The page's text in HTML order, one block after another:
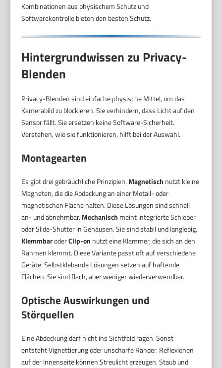
Kombinationen aus physischem Schutz und
Softwarekontrolle bieten den besten Schutz.
Hintergrundwissen zu Privacy-
Blenden
Privacy-Blenden sind einfache physische Mittel, um das
Kamerabild zu blockieren. Sie verhindern, dass Licht auf den
Sensor fällt. Sie ersetzen keine Software-Sicherheit.
Verstehen, wie sie funktionieren, hilft bei der Auswahl.
Montagearten
Es gibt drei gebräuchliche Prinzipien. Magnetisch nutzt kleine
Magneten, die die Abdeckung an einer Metall- oder
magnetischen Fläche halten. Diese Lösungen sind schnell
an- und abnehmbar. Mechanisch meint integrierte Schieber
oder Slide-Shutter in Gehäusen. Sie sind stabil und langlebig.
KlemmbaroderClip-on nutzt eine Klammer, die sich an den
Rahmen klemmt. Diese Variante passt oft auf verschiedene
Geräte. Selbstklebende Lösungen setzen auf haftende
Flächen. Sie sind flach, aber weniger wiederverwendbar.
Optische Auswirkungen und
Störquellen
Eine Abdeckung darf nicht ins Sichtfeld ragen. Sonst
entsteht Vignettierung oder unscharfe Ränder. Reflexionen
auf der Innenseite können Streulicht erzeugen. Staub und